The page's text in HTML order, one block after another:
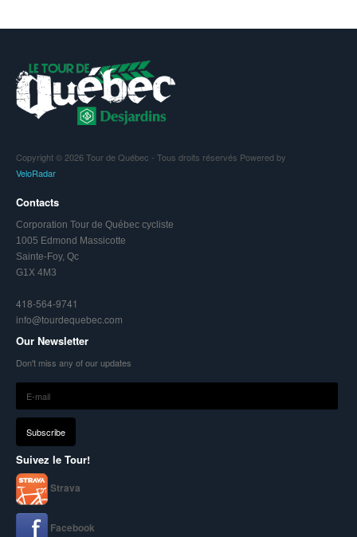
Copyright © 2026 Tour de Québec - Tous droits réservés Powered by
VeloRadar
Contacts
Corporation Tour de Québec cycliste
1005 Edmond Massicotte
Sainte-Foy, Qc
G1X 4M3
418-564-9741
info@tourdequebec.com
Our Newsletter
Don't miss any of our updates
Suivez le Tour!
Strava
Facebook